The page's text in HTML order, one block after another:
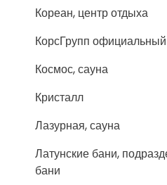
Кореан, центр отдыха
КорсГрупп
Космос, сауна
Кристалл
Лазурная, сауна
Латунские бани,
бани